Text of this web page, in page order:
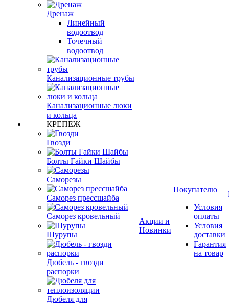
Дренаж
Линейный
водоотвод
Точечный
водоотвод
Канализационные трубы
Канализационные люки
и кольца
КРЕПЕЖ
Гвозди
Болты Гайки Шайбы
Саморезы
Саморез прессшайба
Саморез кровельный
Шурупы
Дюбель - гвозди
распорки
Дюбеля для
Акции и
Новинки
Покупателю
Условия
оплаты
Условия
доставки
Гарантия
на товар